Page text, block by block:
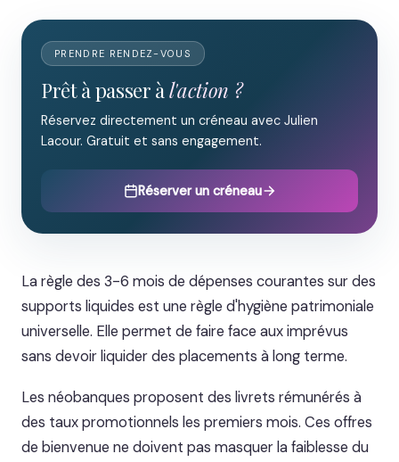
PRENDRE RENDEZ-VOUS
Prêt à passer àl'action ?
Réservez directement un créneau avec Julien
Lacour. Gratuit et sans engagement.
Réserver un créneau
La règle des 3-6 mois de dépenses courantes sur des
supports liquides est une règle d'hygiène patrimoniale
universelle. Elle permet de faire face aux imprévus
sans devoir liquider des placements à long terme.
Les néobanques proposent des livrets rémunérés à
des taux promotionnels les premiers mois. Ces offres
de bienvenue ne doivent pas masquer la faiblesse du